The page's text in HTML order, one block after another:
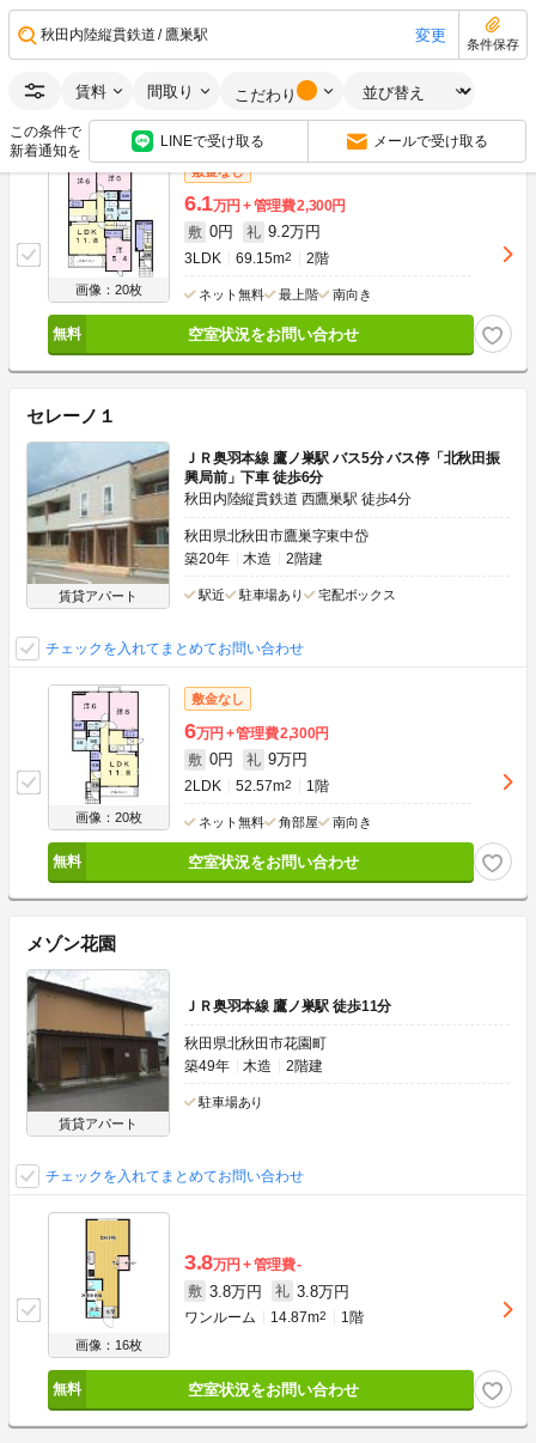
秋田内陸縦貫鉄道 鷹巣駅 変更
条件保存
賃料 間取り こだわり
この条件で
新着通知を
LINEで受け取る メールで受け取る
画像：0枚
3LDK
ネット無料 最上階 南向き
空室状況をお問い合わせ
画像：20枚
敷金なし
6.1万円 管理費2,300円
敷 0円 礼 9.2万円
3LDK 69.15m2 2階
ネット無料 最上階 南向き
空室状況をお問い合わせ
セレーノ１
賃貸アパート
ＪＲ奥羽本線 鷹ノ巣駅 バス5分 バス停「北秋田振
興局前」下車 徒歩6分
秋田内陸縦貫鉄道 西鷹巣駅 徒歩4分
秋田県北秋田市鷹巣字東中岱
築20年
木造 2階建
駅近 駐車場あり 宅配ボックス
チェックを入れてまとめてお問い合わせ
画像：20枚
敷金なし
6万円 管理費2,300円
敷 0円 礼 9万円
2LDK 52.57m2 1階
ネット無料 角部屋 南向き
空室状況をお問い合わせ
メゾン花園
賃貸アパート
ＪＲ奥羽本線 鷹ノ巣駅 徒歩11分
秋田県北秋田市花園町
築49年
木造 2階建
駐車場あり
チェックを入れてまとめてお問い合わせ
画像：16枚
3.8万円 管理費-
敷 3.8万円 礼 3.8万円
ワンルーム 14.87m2 1階
空室状況をお問い合わせ